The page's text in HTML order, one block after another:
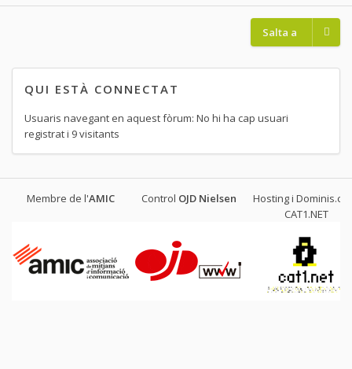
Salta a
QUI ESTÀ CONNECTAT
Usuaris navegant en aquest fòrum: No hi ha cap usuari
registrat i 9 visitants
Membre de l'AMIC Control OJD Nielsen
Hosting i
CAT1.NET